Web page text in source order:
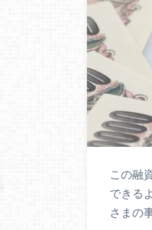
この融
できる
さまの